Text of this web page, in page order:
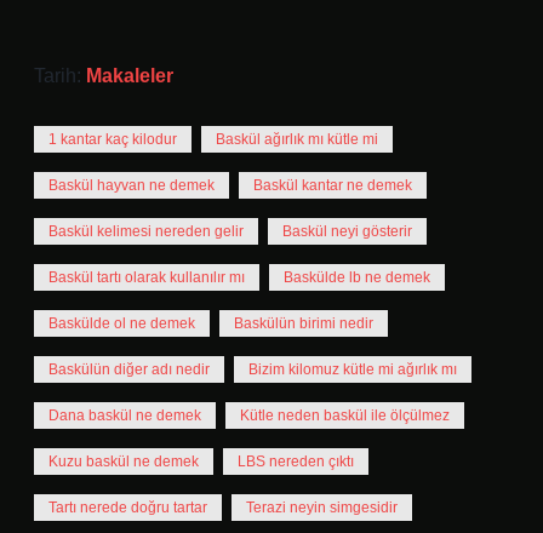
Tarih: Makaleler
1 kantar kaç kilodur Baskül ağırlık mı kütle mi
Baskül hayvan ne demek Baskül kantar ne demek
Baskül kelimesi nereden gelir Baskül neyi gösterir
Baskül tartı olarak kullanılır mı Baskülde lb ne demek
Baskülde ol ne demek Baskülün birimi nedir
Baskülün diğer adı nedir Bizim kilomuz kütle mi ağırlık mı
Dana baskül ne demek Kütle neden baskül ile ölçülmez
Kuzu baskül ne demek LBS nereden çıktı
Tartı nerede doğru tartar Terazi neyin simgesidir